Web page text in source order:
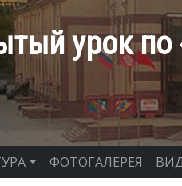
урок
ФОТОГАЛЕРЕЯ